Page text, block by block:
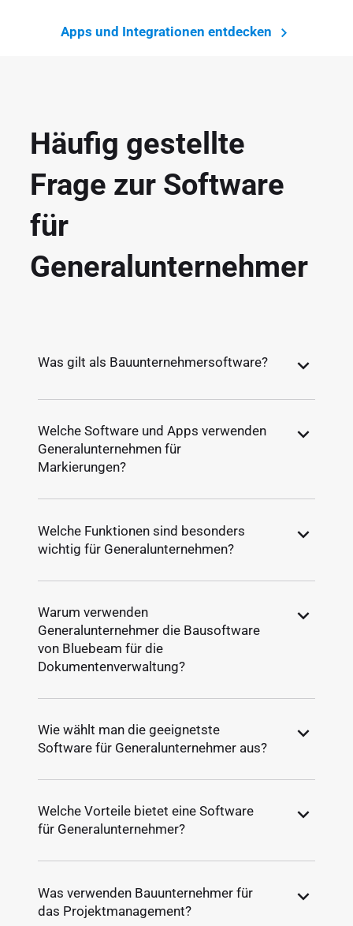
Apps und Integrationen entdecken
Häufig gestellte
Frage zur Software
für
Generalunternehmer
Was gilt als Bauunternehmersoftware?
Welche Software und Apps verwenden
Generalunternehmen für
Markierungen?
Welche Funktionen sind besonders
wichtig für Generalunternehmen?
Warum verwenden
Generalunternehmer die Bausoftware
von Bluebeam für die
Dokumentenverwaltung?
Wie wählt man die geeignetste
Software für Generalunternehmer aus?
Welche Vorteile bietet eine Software
für Generalunternehmer?
Was verwenden Bauunternehmer für
das Projektmanagement?